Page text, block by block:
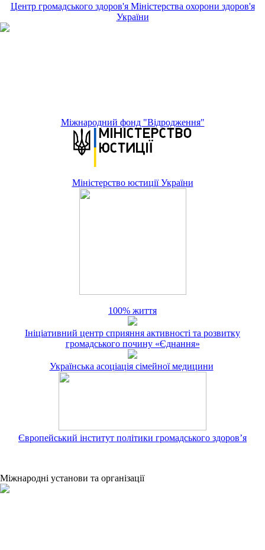
Центр громадського здоров'я Міністерства охорони здоров'я
України
Міжнародний фонд "Відродження"
Міністерство юстиції України
100% життя
Ініціативний центр сприяння активності та розвитку
громадського почину «Єднання»
Українська асоціація сімейної медицини
Європейський інститут політики громадського здоров’я
Міжнародні установи та організації